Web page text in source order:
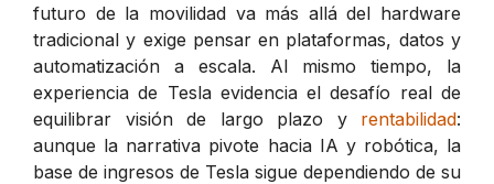
futuro de la movilidad va más allá del hardware
tradicional y exige pensar en plataformas, datos y
automatización a escala. Al mismo tiempo, la
experiencia de Tesla evidencia el desafío real de
equilibrar visión de largo plazo y rentabilidad:
aunque la narrativa pivote hacia IA y robótica, la
base de ingresos de Tesla sigue dependiendo de su